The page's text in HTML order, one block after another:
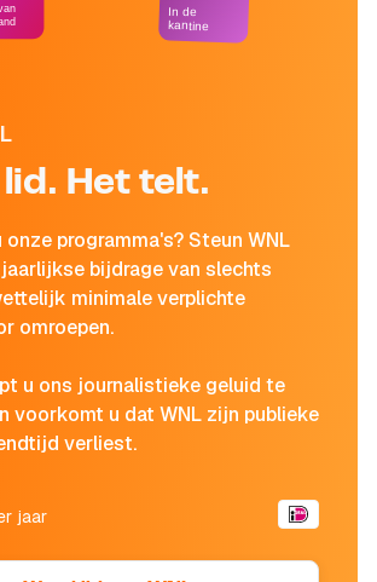
Het telt.
onze programma's? Steun WNL
bijdrage van slechts
minimale verplichte
omroepen.
u ons journalistieke geluid te
voorkomt u dat WNL zijn publieke
verliest.
jaar
In de
kantine